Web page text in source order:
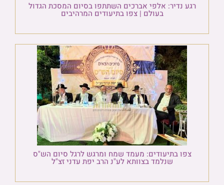
רגע נדיר: אלפי אברכים השתתפו בסיום המסכת הגדול
בעולם | צפו בתיעודים המרהיבים
צפו בתיעודים: מעמד שמח ומרגש לרגל סיום הש"ס
שנלמד בצוותא לע"נ הרב יפת עדני זצ"ל